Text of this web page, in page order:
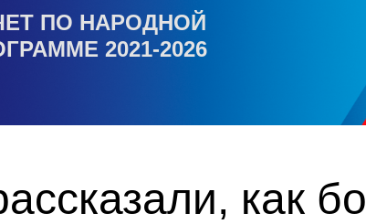
ПО НАРОДНОЙ
2021-2026
как